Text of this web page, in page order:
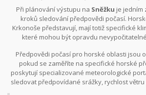
Při plánování výstupu na Sněžku je jedním
kroků sledování předpovědi počasí.
Krkonoše představují, mají totiž specifické
které mohou být opravdu
vrchol může stát. Převládající klimatické
úspěšném zdolávání hory klíčovou roli,
nejen pohodlí, ale především bezpečnost
může náhle změnit počasí z poklidného
Předpovědi počasí pro horské oblasti jsou
pokud se zaměříte na specifické horské
poskytují specializované meteorologické
sledovat předpovídané srážky, rychlost